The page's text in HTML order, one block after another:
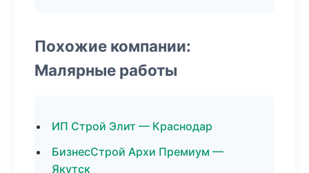
Похожие компании:
Малярные работы
ИП Строй Элит — Краснодар
БизнесСтрой Архи Премиум —
Якутск